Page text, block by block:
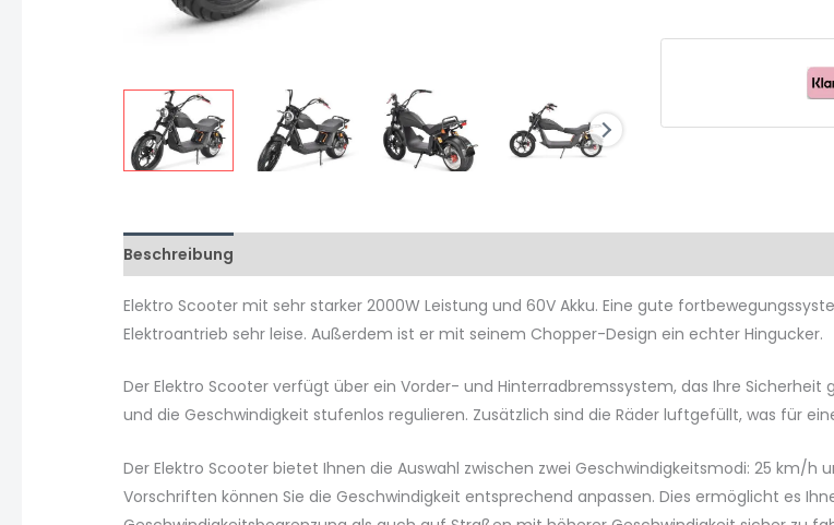
Beschreibung
Elektro Scooter mit sehr starker 2000W Leistung und 60V Akku. Eine gute
Elektroantrieb sehr leise. Außerdem ist er mit seinem Chopper-Design ein echter Hingucker.
Der Elektro Scooter verfügt über ein Vorder- und Hinterradbremssystem, das Ihre
und die Geschwindigkeit stufenlos regulieren. Zusätzlich sind die Räder luftgefüllt, was für
Der Elektro Scooter bietet Ihnen die Auswahl zwischen zwei Geschwindigkeitsmodi: 25 km/
Vorschriften können Sie die Geschwindigkeit entsprechend anpassen. Dies ermöglicht es